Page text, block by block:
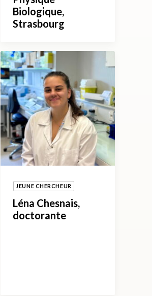
Biologique,
Strasbourg
JEUNE CHERCHEUR
Léna Chesnais,
doctorante